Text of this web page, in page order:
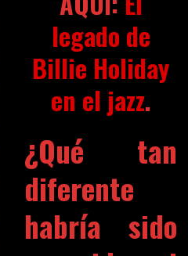
legado de
Billie Holiday
en el jazz.
¿Qué tan
diferente
habría sido